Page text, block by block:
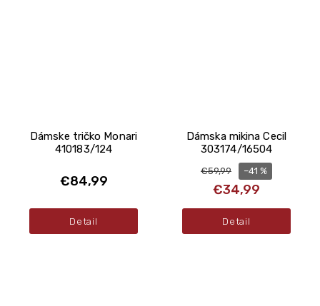
Dámske tričko Monari
410183/124
€84,99
Detail
Dámska mikina Cecil
303174/16504
€59,99
€34,99
–41 %
Detail